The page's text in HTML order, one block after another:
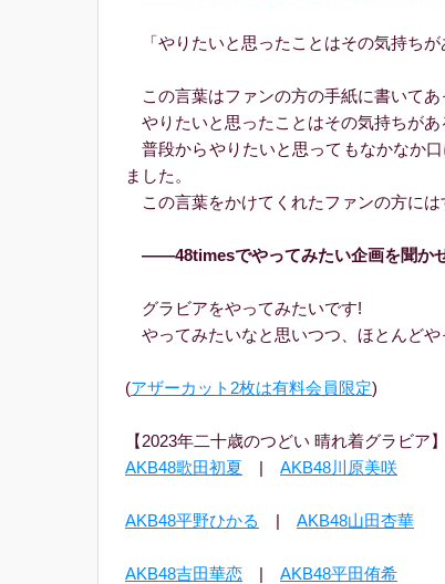
「やりたいと思ったことはその気持ちが
この言葉はファンの方の手紙に書いてあ
やりたいと思ったことはその気持ちがあ
普段からやりたいと思ってもなかなか
ました。
この言葉をかけてくれたファンの方には
――48timesでやってみたい企画を聞か
グラビアをやってみたいです!
やってみたいなと思いつつ、ほとんど
(アザーカット2枚は有料会員限定)
【2023年二十歳のつどい 晴れ着グラビア】
AKB48歌田初夏 | AKB48川原美咲
AKB48平野ひかる | AKB48山田杏華
AKB48吉田華恋 | AKB48平田侑希